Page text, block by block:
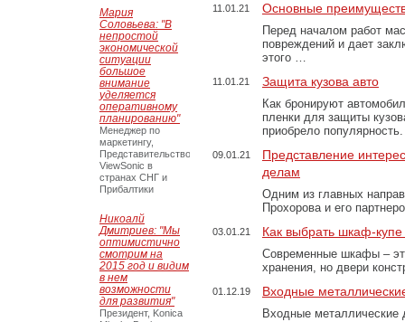
11.01.21 Основные
Перед началом работ
повреждений и дает
этого …
11.01.21 Защита кузова авто
Как бронируют
пленки для защиты
приобрело
09.01.21
Представление
делам
Одним из главных
Прохорова и его
03.01.21 Как выбрать шкаф-
Современные шкафы –
хранения, но двери
01.12.19 Входные
Входные металлические
Мария
Соловьева: "В
непростой
экономической
ситуации
большое
внимание
уделяется
оперативному
планированию"
Менеджер по
маркетингу,
Представительство
ViewSonic в
странах СНГ и
Прибалтики
Никоалй
Дмитриев: "Мы
оптимистично
смотрим на
2015 год и видим
в нем
возможности
для развития"
Президент, Konica